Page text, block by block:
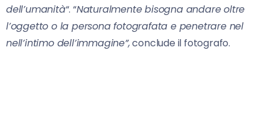
dell’umanità“. “Naturalmente bisogna andare oltre
l’oggetto o la persona fotografata e penetrare nel
nell’intimo dell’immagine”,conclude il fotografo.